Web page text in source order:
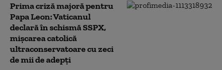
Prima criză majoră pentru
Papa Leon: Vaticanul
declară în schismă SSPX,
mișcarea catolică
ultraconservatoare cu zeci
de mii de adepți